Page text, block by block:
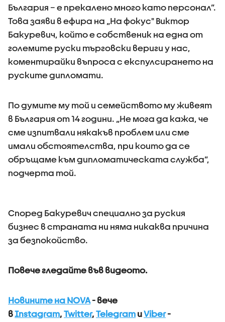
България – е прекалено много като персонал”.
Това заяви в ефира на „На фокус" Виктор
Бакуревич, който е собственик на една от
големите руски търговски вериги у нас,
коментирайки въпроса с експулсирането на
руските дипломати.
По думите му той и семейството му живеят
в България от 14 години. „Не мога да кажа, че
сме изпитвали някакъв проблем или сме
имали обстоятелства, при които да се
обръщаме към дипломатическата служба”,
подчерта той.
Според Бакуревич специално за руския
бизнес в страната ни няма никаква причина
за безпокойство.
Повече гледайте във видеото.
Новините на NOVA- вече
вInstagram, Twitter, Telegram иViber-